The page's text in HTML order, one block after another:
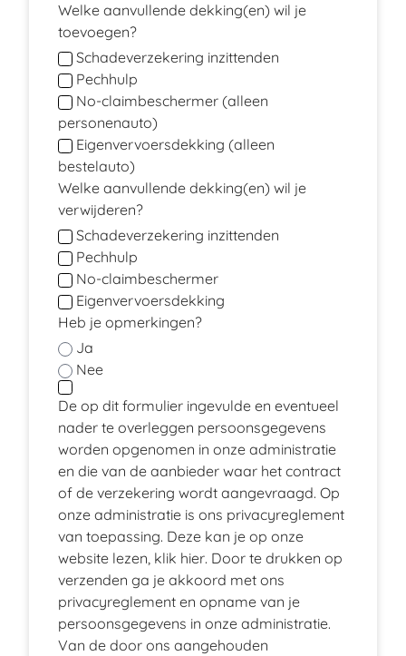
Welke aanvullende dekking(en) wil je
toevoegen?
Schadeverzekering inzittenden
Pechhulp
No-claimbeschermer (alleen
personenauto)
Eigenvervoersdekking (alleen
bestelauto)
Welke aanvullende dekking(en) wil je
verwijderen?
Schadeverzekering inzittenden
Pechhulp
No-claimbeschermer
Eigenvervoersdekking
Heb je opmerkingen?
Ja
Nee
De op dit formulier ingevulde en eventueel
nader te overleggen persoonsgegevens
worden opgenomen in onze administratie
en die van de aanbieder waar het contract
of de verzekering wordt aangevraagd. Op
onze administratie is ons privacyreglement
van toepassing. Deze kan je op onze
website lezen, klik hier. Door te drukken op
verzenden ga je akkoord met ons
privacyreglement en opname van je
persoonsgegevens in onze administratie.
Van de door ons aangehouden